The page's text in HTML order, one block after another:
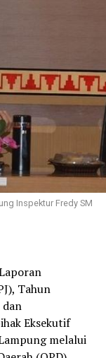
Inspektur Fredy SM
Tahun
Eksekutif
melalui